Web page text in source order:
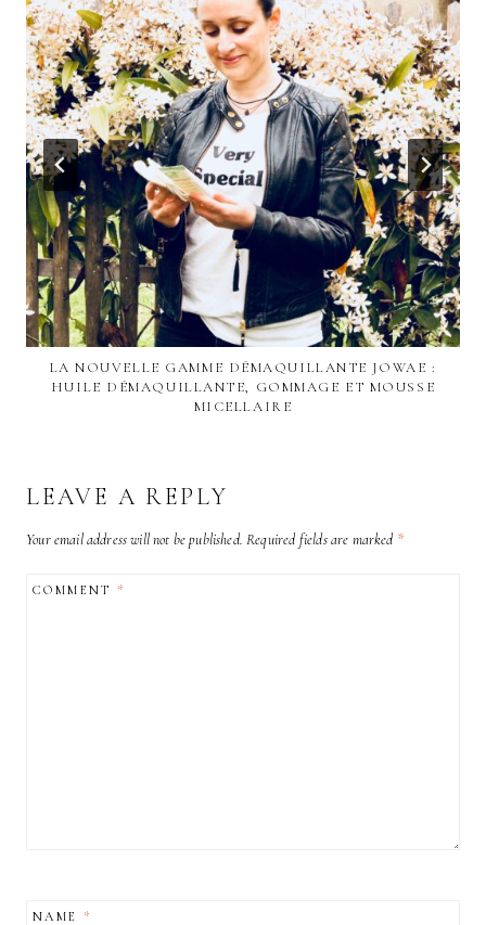
LA NOUVELLE GAMME DÉMAQUILLANTE JOWAE :
HUILE DÉMAQUILLANTE, GOMMAGE ET MOUSSE
MICELLAIRE
LEAVE A REPLY
Your email address will not be published. Required fields are marked *
COMMENT*
NAME *